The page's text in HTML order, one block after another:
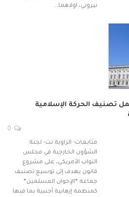
نيروبي، اولاهما…
تصنيف الحركة الإسلامية
متابعات- الزاوية نت- لجنة
الشؤون الخارجية في مجلس
النواب الأمريكي، على مشروع
قانون يهدف إلى توسيع تصنيف
جماعة “الإخوان المسلمين”
كمنظمة إرهابية أجنبية بما فيها